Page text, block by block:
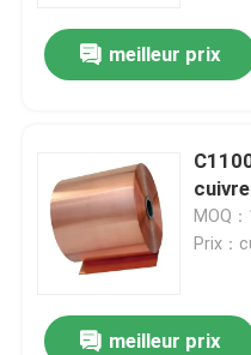
meilleur prix
MOQ
Prix：
meilleur prix